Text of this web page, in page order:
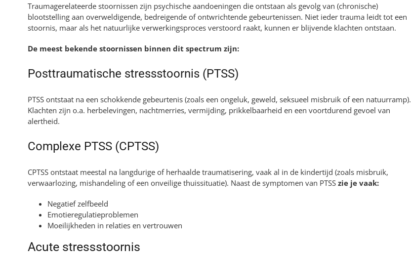
Traumagerelateerde stoornissen zijn psychische aandoeningen die ontstaan als gevolg van (chronische)
blootstelling aan overweldigende, bedreigende of ontwrichtende gebeurtenissen. Niet ieder trauma leidt tot een
stoornis, maar als het natuurlijke verwerkingsproces verstoord raakt, kunnen er blijvende klachten ontstaan.
De meest bekende stoornissen binnen dit spectrum zijn:
Posttraumatische stressstoornis (PTSS)
PTSS ontstaat na een schokkende gebeurtenis (zoals een ongeluk, geweld, seksueel misbruik of een natuurramp).
Klachten zijn o.a. herbelevingen, nachtmerries, vermijding, prikkelbaarheid en een voortdurend gevoel van
alertheid.
Complexe PTSS (CPTSS)
CPTSS ontstaat meestal na langdurige of herhaalde traumatisering, vaak al in de kindertijd (zoals misbruik,
verwaarlozing, mishandeling of een onveilige thuissituatie). Naast de symptomen van PTSS zie je vaak:
Negatief zelfbeeld
Emotieregulatieproblemen
Moeilijkheden in relaties en vertrouwen
Acute stressstoornis